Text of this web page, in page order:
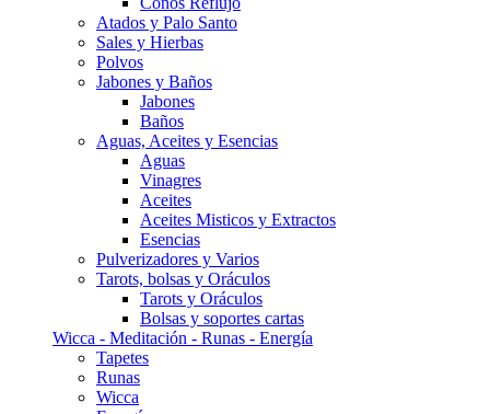
Atados y Palo Santo
Sales y Hierbas
Polvos
Jabones y Baños
Jabones
Baños
Aguas, Aceites y Esencias
Aguas
Vinagres
Aceites
Aceites Misticos y Extractos
Esencias
Pulverizadores y Varios
Tarots, bolsas y Oráculos
Tarots y Oráculos
Bolsas y soportes cartas
Wicca - Meditación - Runas - Energía
Tapetes
Runas
Wicca